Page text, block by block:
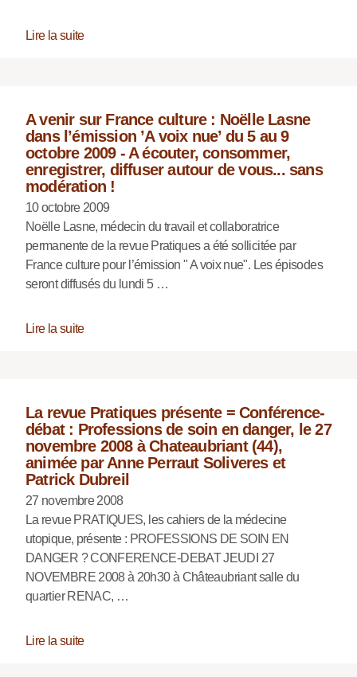
Lire la suite
A venir sur France culture : Noëlle Lasne
dans l’émission ’A voix nue’ du 5 au 9
octobre 2009 - A écouter, consommer,
enregistrer, diffuser autour de vous... sans
modération !
10 octobre 2009
Noëlle Lasne, médecin du travail et collaboratrice
permanente de la revue Pratiques a été sollicitée par
France culture pour l’émission " A voix nue". Les épisodes
seront diffusés du lundi 5 …
Lire la suite
La revue Pratiques présente = Conférence-
débat : Professions de soin en danger, le 27
novembre 2008 à Chateaubriant (44),
animée par Anne Perraut Soliveres et
Patrick Dubreil
27 novembre 2008
La revue PRATIQUES, les cahiers de la médecine
utopique, présente : PROFESSIONS DE SOIN EN
DANGER ? CONFERENCE-DEBAT JEUDI 27
NOVEMBRE 2008 à 20h30 à Châteaubriant salle du
quartier RENAC, …
Lire la suite